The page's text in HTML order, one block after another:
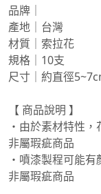
品牌｜
產地｜台灣
材質｜索拉花
規格｜10支
尺寸｜約直徑
【 商品說明 】
・由於素材特性
非屬瑕疵商品
・噴漆製程可能
非屬瑕疵商品